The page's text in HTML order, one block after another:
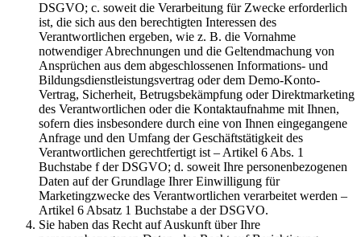
DSGVO; c. soweit die Verarbeitung für Zwecke erforderlich
ist, die sich aus den berechtigten Interessen des
Verantwortlichen ergeben, wie z. B. die Vornahme
notwendiger Abrechnungen und die Geltendmachung von
Ansprüchen aus dem abgeschlossenen Informations- und
Bildungsdienstleistungsvertrag oder dem Demo-Konto-
Vertrag, Sicherheit, Betrugsbekämpfung oder Direktmarketing
des Verantwortlichen oder die Kontaktaufnahme mit Ihnen,
sofern dies insbesondere durch eine von Ihnen eingegangene
Anfrage und den Umfang der Geschäftstätigkeit des
Verantwortlichen gerechtfertigt ist – Artikel 6 Abs. 1
Buchstabe f der DSGVO; d. soweit Ihre personenbezogenen
Daten auf der Grundlage Ihrer Einwilligung für
Marketingzwecke des Verantwortlichen verarbeitet werden –
Artikel 6 Absatz 1 Buchstabe a der DSGVO.
Sie haben das Recht auf Auskunft über Ihre